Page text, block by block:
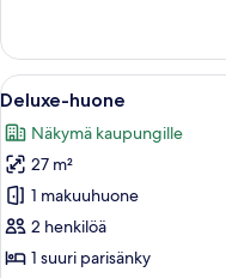
kuvat
2
keskisuurta
parisänkyä,
uima-
altaalle
Avaa
kaikki
huonetyypin
Deluxe-
huone
kuvat
6
Deluxe-huone
Näkymä kaupungille
27 m²
1 makuuhuone
2 henkilöä
1 suuri parisänky